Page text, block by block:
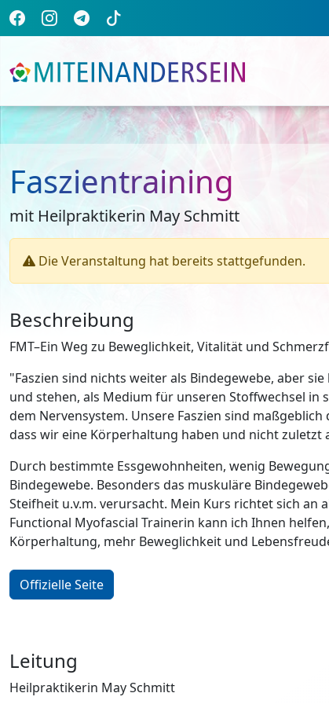
Faszientraining
mit Heilpraktikerin May Schmitt
Die Veranstaltung hat bereits stattgefunden.
Beschreibung
FMT–Ein Weg zu Beweglichkeit, Vitalität und
"Faszien sind nichts weiter als Bindegewebe, aber
und stehen, als Medium für unseren Stoffwechsel
dem Nervensystem. Unsere Faszien sind
dass wir eine Körperhaltung haben und nicht
Durch bestimmte Essgewohnheiten, wenig
Bindegewebe. Besonders das muskuläre
Steifheit u.v.m. verursacht. Mein Kurs richtet sich
Functional Myofascial Trainerin kann ich Ihnen
Körperhaltung, mehr Beweglichkeit und
Offizielle Seite
Leitung
Heilpraktikerin May Schmitt